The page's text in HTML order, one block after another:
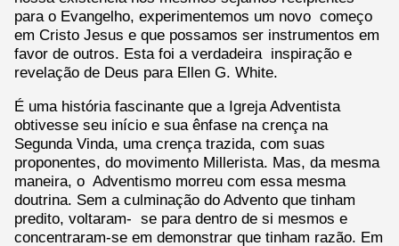
para o Evangelho, experimentemos um novo começo
em Cristo Jesus e que possamos ser instrumentos em
favor de outros. Esta foi a verdadeira inspiração e
revelação de Deus para Ellen G. White.
É uma história fascinante que a Igreja Adventista
obtivesse seu início e sua ênfase na crença na
Segunda Vinda, uma crença trazida, com suas
proponentes, do movimento Millerista. Mas, da mesma
maneira, o Adventismo morreu com essa mesma
doutrina. Sem a culminação do Advento que tinham
predito, voltaram- se para dentro de si mesmos e
concentraram-se em demonstrar que tinham razão. Em